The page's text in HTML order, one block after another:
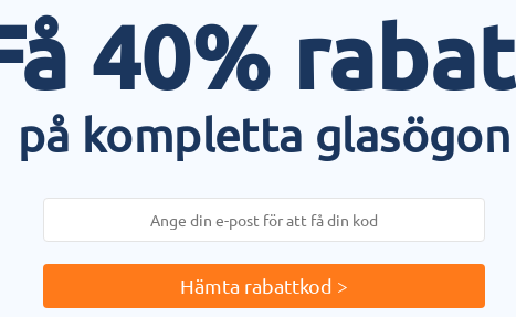
LEVERANS
uppgifter Skickad
40%
på kompletta glasögon
Hämta rabattkod >